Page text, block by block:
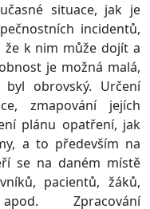
situace, jak je
incidentů,
že k nim může dojít a
je možná malá,
obrovský. Určení
zmapování jejích
plánu opatření, jak
a to především na
se na daném místě
pacientů, žáků,
Zpracování